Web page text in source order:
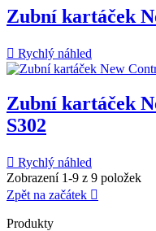
Zubní kartáček
 Rychlý náhled
Zubní kartáček
S302
 Rychlý náhled
Zobrazení 1-9 z 9 položek
Zpět na začátek 
Produkty